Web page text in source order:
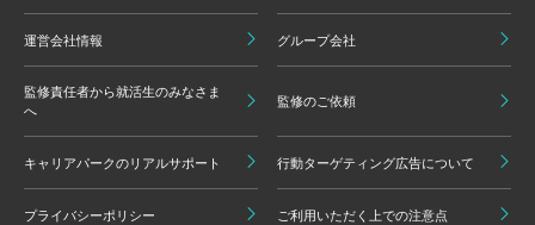
運営会社情報 グループ会社
監修責任者から就活生のみなさま
へ
監修のご依頼
キャリアパークのリアルサポート 行動ターゲティング広告について
プライバシーポリシー ご利用いただく上での注意点